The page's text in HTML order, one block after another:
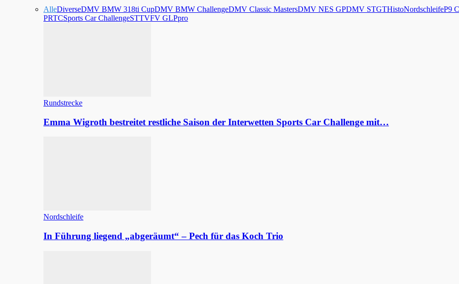
AlleDiverseDMV BMW 318ti CupDMV BMW ChallengeDMV Classic MastersDMV NES GPDMV STGTHistoNordschleifeP9
PRTCSports Car ChallengeSTTVFV GLPpro
Rundstrecke
Emma Wigroth bestreitet restliche Saison der Interwetten Sports Car Challenge mit…
Nordschleife
In Führung liegend „abgeräumt“ – Pech für das Koch Trio